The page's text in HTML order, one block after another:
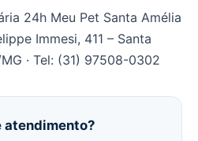
24h Meu Pet Santa Amélia
Immesi, 411 – Santa
· Tel: (31) 97508-0302
atendimento?